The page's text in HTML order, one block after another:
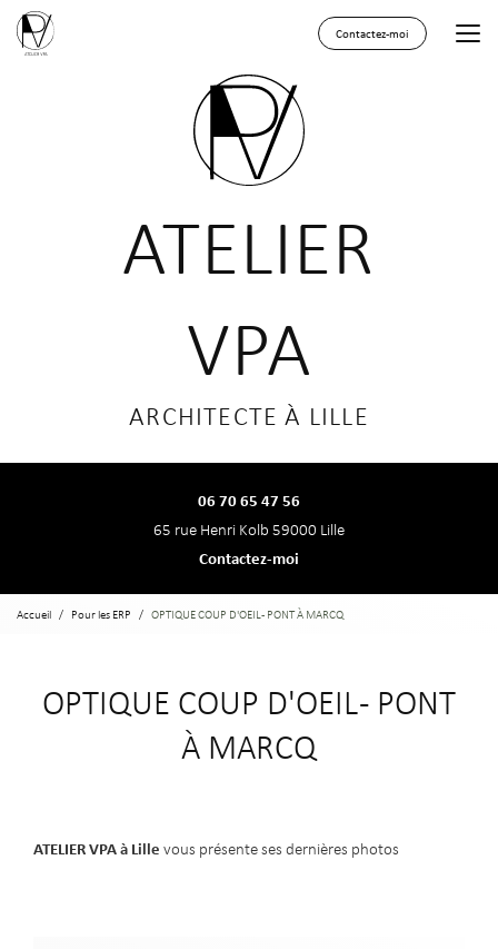
Aller
contenu
Contactez-moi
ATELIER
VPA
ARCHITECTE À LILLE
06 70 65 47 56
65 rue Henri Kolb 59000 Lille
Contactez-moi
Accueil Pour les ERP OPTIQUE COUP D'OEIL - PONT À MARCQ
OPTIQUE COUP D'OEIL - PONT
À MARCQ
ATELIER VPA à Lille vous présente ses dernières photos